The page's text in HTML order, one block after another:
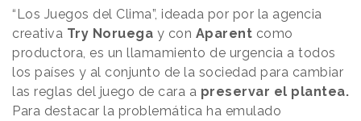
“Los Juegos del Clima”, ideada por por la agencia
creativa Try Noruega y con Aparent como
productora, es un llamamiento de urgencia a todos
los países y al conjunto de la sociedad para cambiar
las reglas del juego de cara a preservar el plantea.
Para destacar la problemática ha emulado